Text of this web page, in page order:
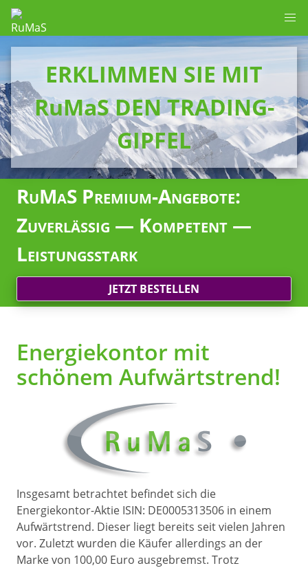
ERKLIMMEN SIE MIT
RuMaS DEN TRADING-
GIPFEL
RuMaS Premium-Angebote:
Zuverlässig — Kompetent —
Leistungsstark
JETZT BESTELLEN
Energiekontor mit
schönem Aufwärtstrend!
Insgesamt betrachtet befindet sich die
Energiekontor-Aktie ISIN: DE0005313506 in einem
Aufwärtstrend. Dieser liegt bereits seit vielen Jahren
vor. Zuletzt wurden die Käufer allerdings an der
Marke von 100,00 Euro ausgebremst. Trotz